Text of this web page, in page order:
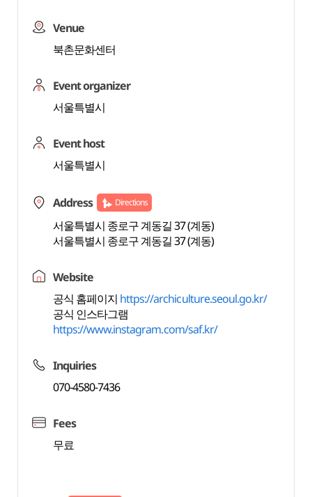
Venue
북촌문화센터
Event organizer
서울특별시
Event host
서울특별시
Address Directions
서울특별시 종로구 계동길 37 (계동)
서울특별시 종로구 계동길 37 (계동)
Website
공식 홈페이지 https://archiculture.seoul.go.kr/
공식 인스타그램
https://www.instagram.com/saf.kr/
Inquiries
070-4580-7436
Fees
무료